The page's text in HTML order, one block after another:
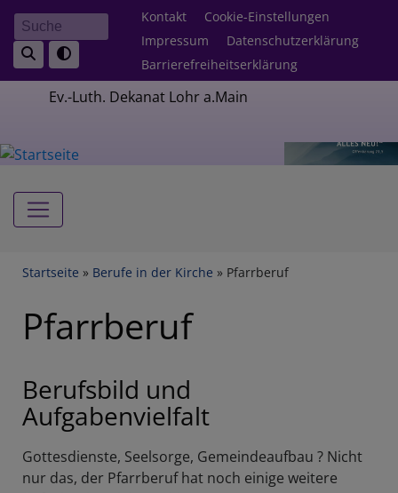
Direkt
zum
Inhalt
Suche Fußbereichsmenü
Kontakt
Cookie-Einstellungen
Impressum
Datenschutzerklärung
Barrierefreiheitserklärung
Ev.-Luth. Dekanat Lohr a.Main
Hauptnavigation
Breadcrumb
Startseite Berufe in der Kirche Pfarrberuf
Pfarrberuf
Berufsbild und
Aufgabenvielfalt
Gottesdienste, Seelsorge, Gemeindeaufbau ? Nicht
nur das, der Pfarrberuf hat noch einige weitere